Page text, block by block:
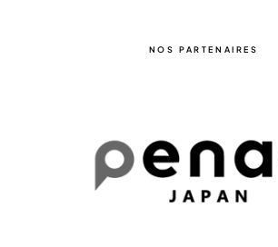
NOS PARTENAIRES